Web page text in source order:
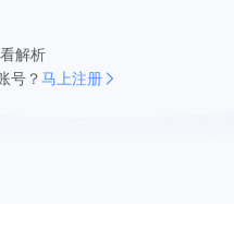
解析
号？马上注册